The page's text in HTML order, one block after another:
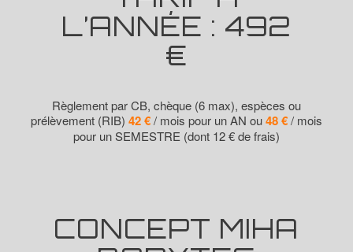
L’ANNÉE : 492
€
Règlement par CB, chèque (6 max), espèces ou
prélèvement (RIB) 42 €/ mois pour un AN ou48 €/ mois
pour un SEMESTRE (dont 12 € de frais)
CONCEPT MIHA